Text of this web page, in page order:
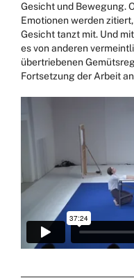
Gesicht und Bewegung.
Emotionen werden
Gesicht tanzt mit. Und
es von anderen
übertriebenen
Fortsetzung der Arbeit